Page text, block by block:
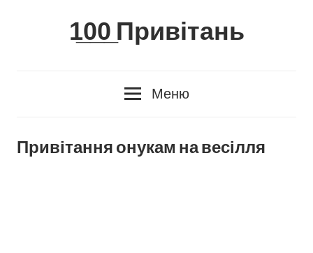
1̲0̲0̲ Привітань
Меню
Привітання онукам на весілля